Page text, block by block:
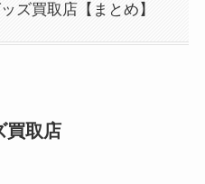
ズ買取店【まとめ】
買取店